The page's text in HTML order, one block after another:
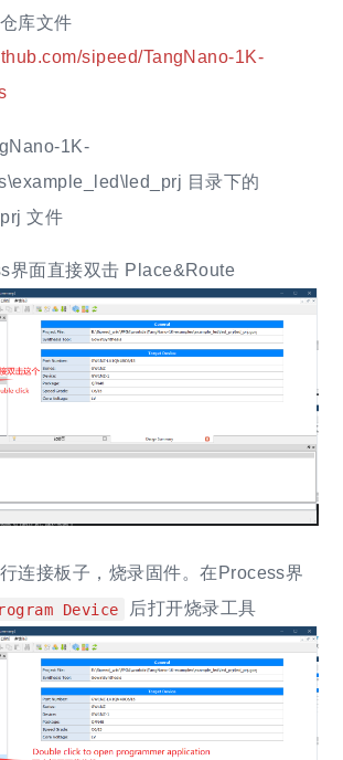
库文件
sipeed/TangNano-1K-
1K-
目录下的
文件
界面直接双击 Place&Route
连接板子，烧录固件。在Process界
Device 后打开烧录工具